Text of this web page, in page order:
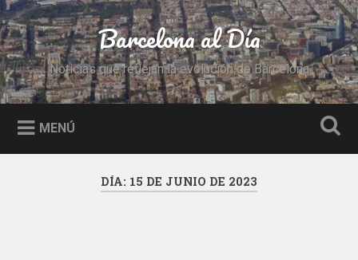
Saltar
al
contenido
Buscar Barcelona al Día
Noticias que reflejan la evolución de Barcelona
MENÚ
DÍA: 15 DE JUNIO DE 2023